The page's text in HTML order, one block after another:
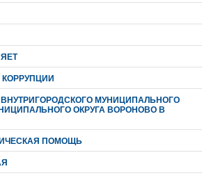
МУНИЦИПАЛЬНОГО
ОКРУГА ВОРОНОВО В
ПОМОЩЬ